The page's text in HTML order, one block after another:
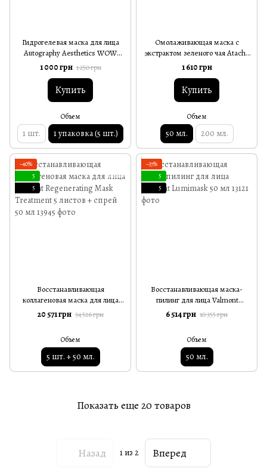
Гидрогелевая маска для лица
Autography Aesthetics WOW
Luxury Facial Mask 1 упаковка (5
шт)
1 000 грн 1 250 грн
Купить
Объем
1 шт. 1 упаковка (5 шт.)
Омолаживающая маска с
экстрактом зеленого чая Atache
Essentielle Reafirming Green Tea
Mask 50 мл
1 610 грн
Купить
Объем
50 мл. 200 мл.
−40%
5
5
Восстанавливающая
коллагеновая маска для лица
Valmont Regenerating Mask
Treatment 5 листов + спрей 50
20 571 грн 34 526 грн
Объем
5 шт. + 50 мл.
−37%
5
5
Восстанавливающая маска-
пилинг для лица Valmont
Lumimask 50 мл
6 514 грн 10 355 грн
Объем
50 мл.
Показать еще 20 товаров
Назад 1 из 2 Вперед